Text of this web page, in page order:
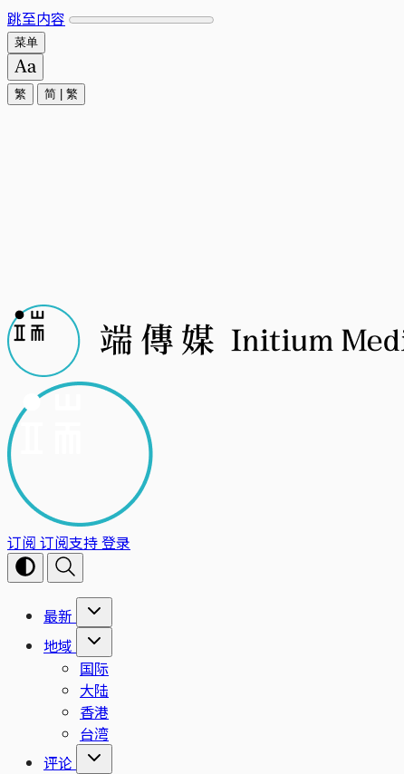
跳至内容
菜单
繁 简 繁
订阅 订阅支持登录
最新
地域
国际
大陆
香港
台湾
评论